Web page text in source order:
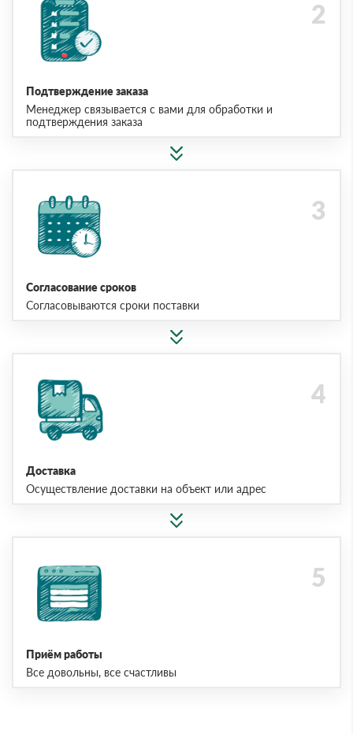
Подтверждение заказа
Менеджер связывается с вами для обработки и
подтверждения заказа
Согласование сроков
Согласовываются сроки поставки
Доставка
Осуществление доставки на объект или адрес
Приём работы
Все довольны, все счастливы